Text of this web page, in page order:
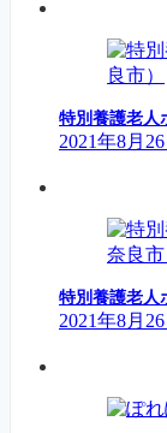
特別養護老人
2021年8月26
特別養護老人
2021年8月26